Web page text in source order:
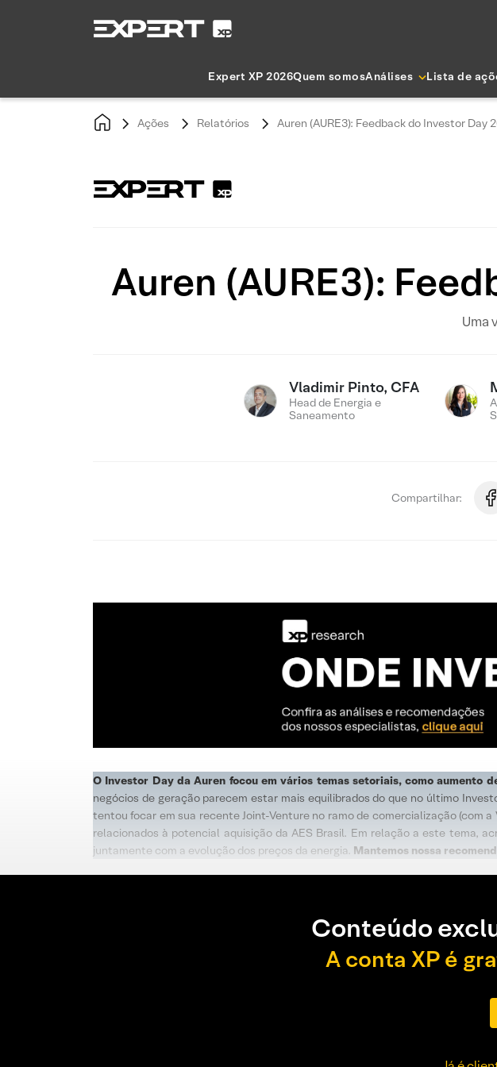
Expert XP 2026Quem somosAnálises Lista de
Ações Relatórios Auren (AURE3): Feedback do Investor Day
Auren (AURE3):
Uma
Vladimir Pinto, CFA
Head de Energia e
Saneamento
Compartilhar:
O Investor Day da Auren focou em vários temas setoriais, como
negócios de geração parecem estar mais equilibrados do que no último
tentou focar em sua recente Joint-Venture no ramo de comercialização (com
relacionados à potencial aquisição da AES Brasil. Em relação a este tema,
juntamente com a evolução dos preços da energia. Mantemos nossa
Conteúdo
A conta XP é